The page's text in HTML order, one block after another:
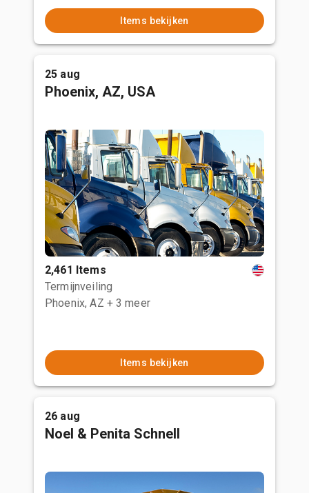
Items bekijken
25 aug
Phoenix, AZ, USA
2,461 Items
Termijnveiling
Phoenix, AZ + 3 meer
Items bekijken
26 aug
Noel & Penita Schnell